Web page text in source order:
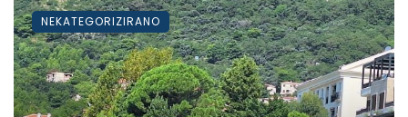
NEKATEGORIZIRANO